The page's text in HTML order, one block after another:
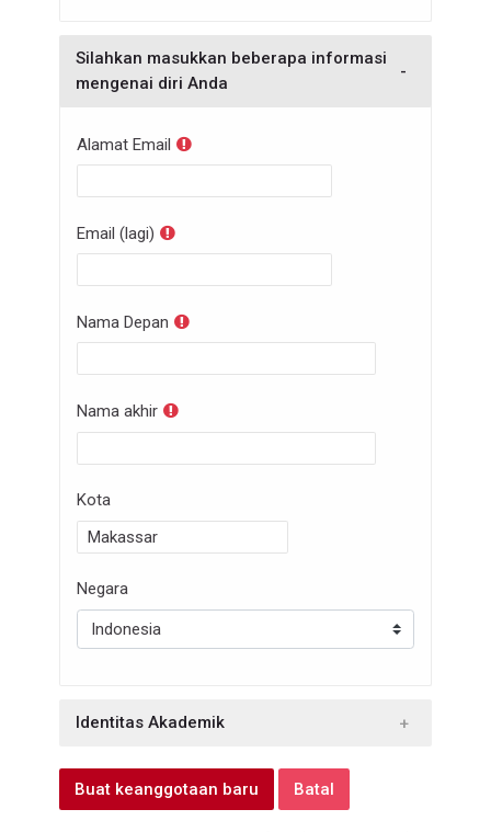
Silahkan masukkan beberapa informasi
mengenai diri Anda
Alamat Email
Email (lagi)
Nama Depan
Nama akhir
Kota
Negara
Identitas Akademik